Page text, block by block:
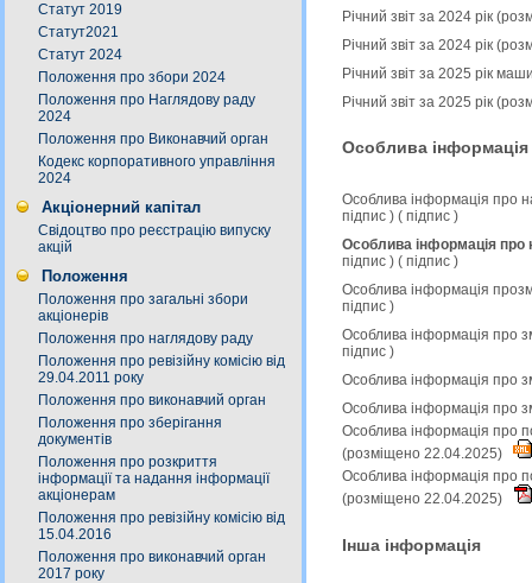
Статут 2019
Статут2021
Статут 2024
Положення про збори 2024
Положення про Наглядову раду
2024
Положення про Виконавчий орган
Кодекс корпоративного управління
2024
Акціонерний капітал
Свідоцтво про реєстрацію випуску
акцій
Положення
Положення про загальні збори
акціонерів
Положення про наглядову раду
Положення про ревізійну комісію від
29.04.2011 року
Положення про виконавчий орган
Положення про зберігання
документів
Положення про розкриття
інформації та надання інформації
акціонерам
Положення про ревізійну комісію від
15.04.2016
Положення про виконавчий орган
2017 року
Річний звіт за 2024 рік
Річний звіт за 2024 рік
Річний звіт за 2025 рік
Річний звіт за 2025 рік
Особлива інформація
Особлива інформація про
підпис ) ( підпис )
Особлива інформація про
підпис ) ( підпис )
Особлива інформація
підпис )
Особлива інформація про
підпис )
Особлива інформація про
Особлива інформація про
Особлива інформація про
(розміщено 22.04.2025)
Особлива інформація про
(розміщено 22.04.2025)
Інша інформація